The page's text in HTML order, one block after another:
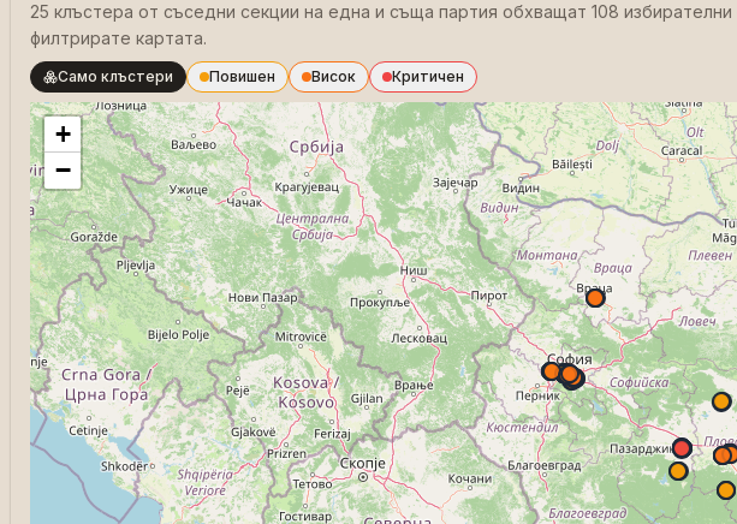
25 клъстера от съседни секции на една и съща партия обхващат 108
филтрирате картата.
Само клъстери Повишен Висок Критичен
+
−